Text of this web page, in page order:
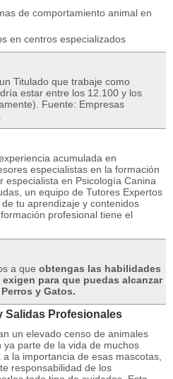
de comportamiento animal en
en centros especializados
Titulado que trabaje como
estar entre los 12.100 y los
Fuente: Empresas
acumulada en
especialistas en la formación
especialista en Psicología Canina
un equipo de Tutores Expertos
tu aprendizaje y contenidos
profesional tiene el
a que obtengas las habilidades
para que puedas alcanzar
y Gatos.
Salidas Profesionales
un elevado censo de animales
parte de la vida de muchos
la importancia de esas mascotas,
responsabilidad de los